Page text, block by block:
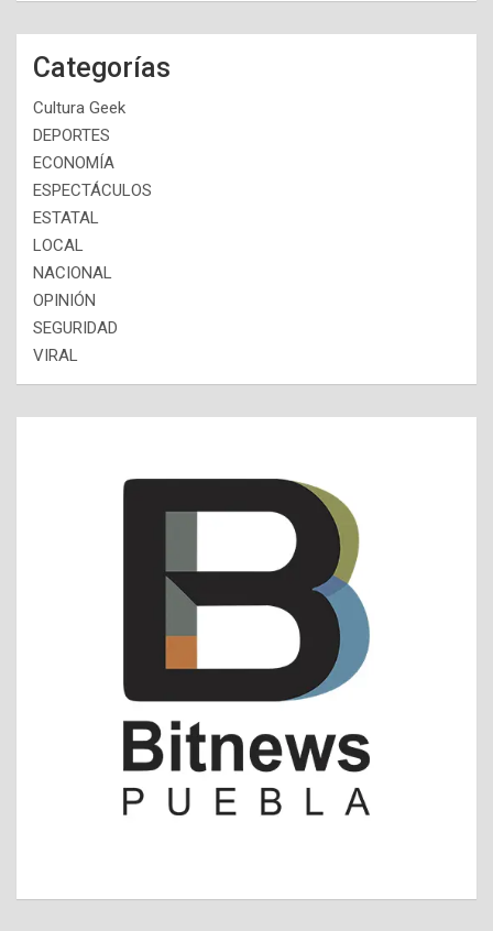
Categorías
Cultura Geek
DEPORTES
ECONOMÍA
ESPECTÁCULOS
ESTATAL
LOCAL
NACIONAL
OPINIÓN
SEGURIDAD
VIRAL